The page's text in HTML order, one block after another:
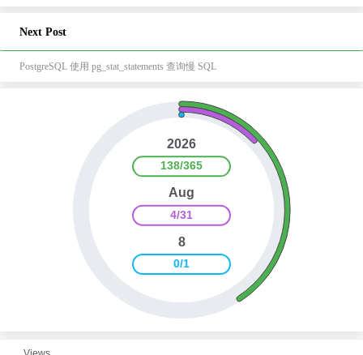
Next Post
PostgreSQL 使用 pg_stat_statements 查询慢 SQL